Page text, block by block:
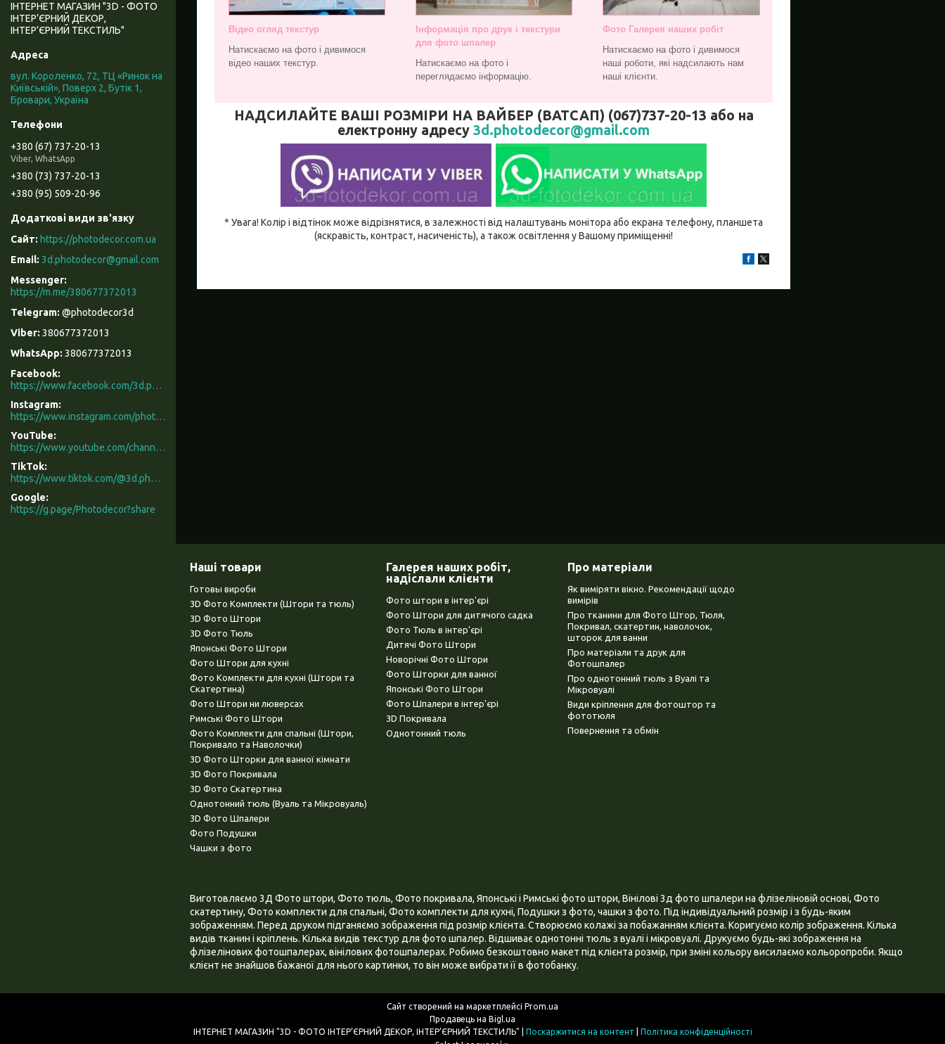
Відео огляд текстур
Натискаємо на фото і дивимося
відео наших текстур.
Інформація про друк і текстури
для фото шпалер
Натискаємо на фото і
переглядаємо інформацію.
Фото Галерея наших робіт
Натискаємо на фото і дивимося
наші роботи, які надсилають нам
наші клієнти.
НАДСИЛАЙТЕ ВАШІ РОЗМІРИ НА ВАЙБЕР (ВАТСАП) (067)737-20-13 або на
електронну адресу 3d.photodecor@gmail.com
* Увага! Колір і відтінок може відрізнятися, в залежності від налаштувань монітора або екрана телефону, планшета
(яскравість, контраст, насиченість), а також освітлення у Вашому приміщенні!
ІНТЕРНЕТ МАГАЗИН "3D - ФОТО
ІНТЕР’ЄРНИЙ ДЕКОР,
ІНТЕР’ЄРНИЙ ТЕКСТИЛЬ"
вул. Короленко, 72, ТЦ «Ринок на
Київській», Поверх 2, Бутік 1,
Бровари, Україна
+380 (67) 737-20-13
Viber, WhatsApp
+380 (73) 737-20-13
+380 (95) 509-20-96
https://photodecor.com.ua
3d.photodecor@gmail.com
https://m.me/380677372013
@photodecor3d
380677372013
380677372013
Facebook
https://www.facebook.com/3d.photodecor/
Instagram
https://www.instagram.com/photodecor.com.ua/
YouTube
https://www.youtube.com/channel/UCXCUerfqRY1Pw7-IptdbqyA/videos
TikTok
https://www.tiktok.com/@3d.photodecor?is_from_webapp=1&sender_device=pc
Google
https://g.page/Photodecor?share
Наші товари
Готовы вироби
3D Фото Комплекти (Штори та тюль)
3D Фото Штори
3D Фото Тюль
Японські Фото Штори
Фото Штори для кухні
Фото Комплекти для кухні (Штори та
Скатертина)
Фото Штори ни люверсах
Римські Фото Штори
Фото Комплекти для спальні (Штори,
Покривало та Наволочки)
3D Фото Шторки для ванної кімнати
3D Фото Покривала
3D Фото Скатертина
Однотонний тюль (Вуаль та Мікровуаль)
3D Фото Шпалери
Фото Подушки
Чашки з фото
Галерея наших робіт,
надіслали клієнти
Фото штори в інтер'єрі
Фото Штори для дитячого садка
Фото Тюль в інтер'єрі
Дитячі Фото Штори
Новорічні Фото Штори
Фото Шторки для ванної
Японські Фото Штори
Фото Шпалери в інтер'єрі
3D Покривала
Однотонний тюль
Про матеріали
Як виміряти вікно. Рекомендації щодо
вимірів
Про тканини для Фото Штор, Тюля,
Покривал, скатертин, наволочок,
шторок для ванни
Про матеріали та друк для
Фотошпалер
Про однотонний тюль з Вуалі та
Мікровуалі
Види кріплення для фотоштор та
фототюля
Повернення та обмін
Виготовляємо 3Д Фото штори, Фото тюль, Фото покривала, Японські і Римські фото штори, Вінілові 3д фото шпалери на флізеліновій основі, Фото
скатертину, Фото комплекти для спальні, Фото комплекти для кухні, Подушки з фото, чашки з фото. Під індивідуальний розмір і з будь-яким
зображенням. Перед друком підганяємо зображення під розмір клієнта. Створюємо колажі за побажанням клієнта. Коригуємо колір зображення. Кілька
видів тканин і кріплень. Кілька видів текстур для фото шпалер. Відшиває однотонні тюль з вуалі і мікровуалі. Друкуємо будь-які зображення на
флізелінових фотошпалерах, вінілових фотошпалерах. Робимо безкоштовно макет під клієнта розмір, при зміні кольору висилаємо кольоропроби. Якщо
клієнт не знайшов бажаної для нього картинки, то він може вибрати її в фотобанку.
Сайт створений на маркетплейсі Prom.ua
Продавець на Bigl.ua
Поскаржитися на контент
Політика конфіденційності